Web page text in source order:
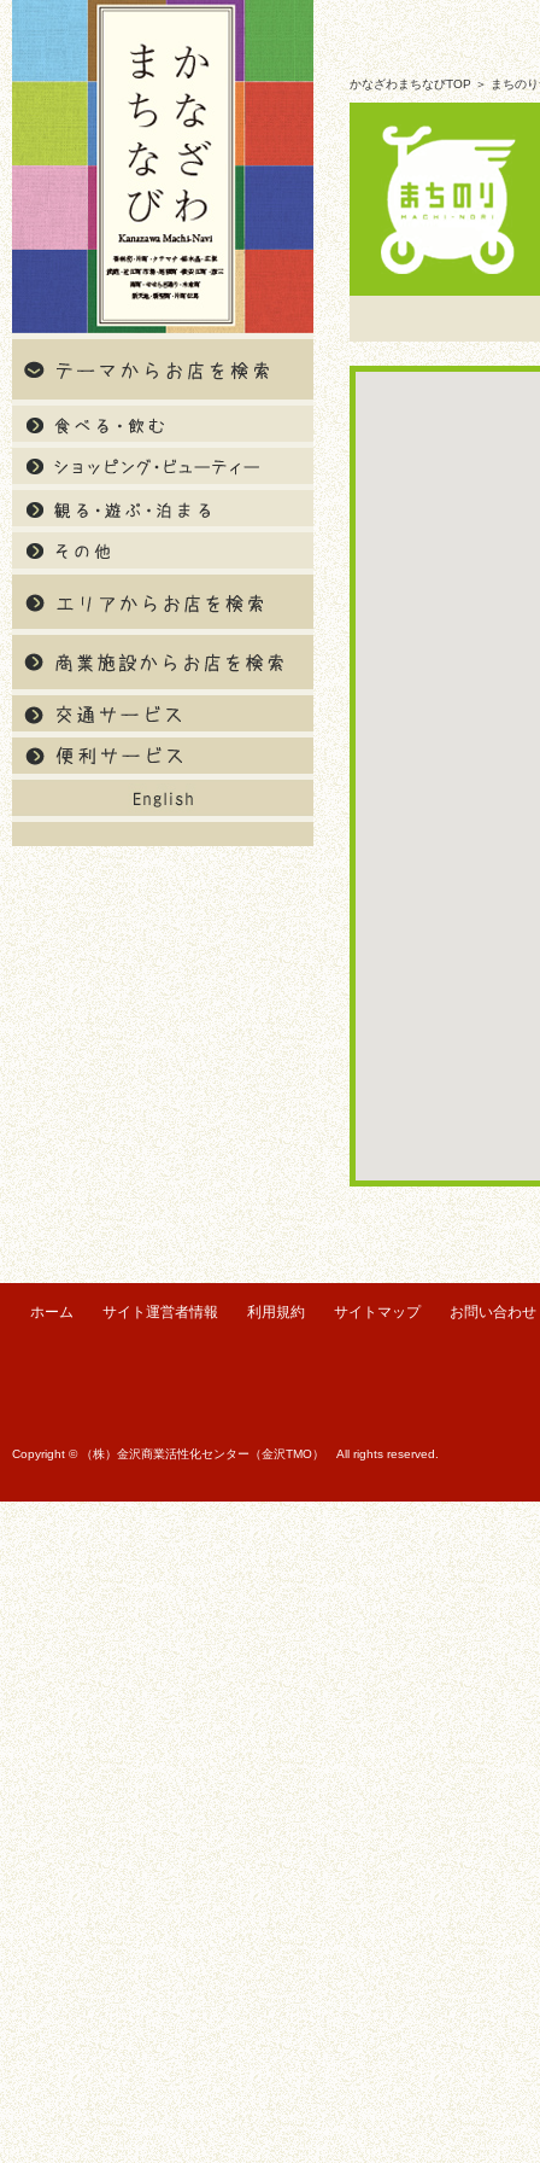
かなざわまちなびTOP＞ まちのり
ホーム サイト運営者情報 利用規約 サイトマップ お問い合わせ
Copyright © （株）金沢商業活性化センター（金沢TMO） All rights reserved.